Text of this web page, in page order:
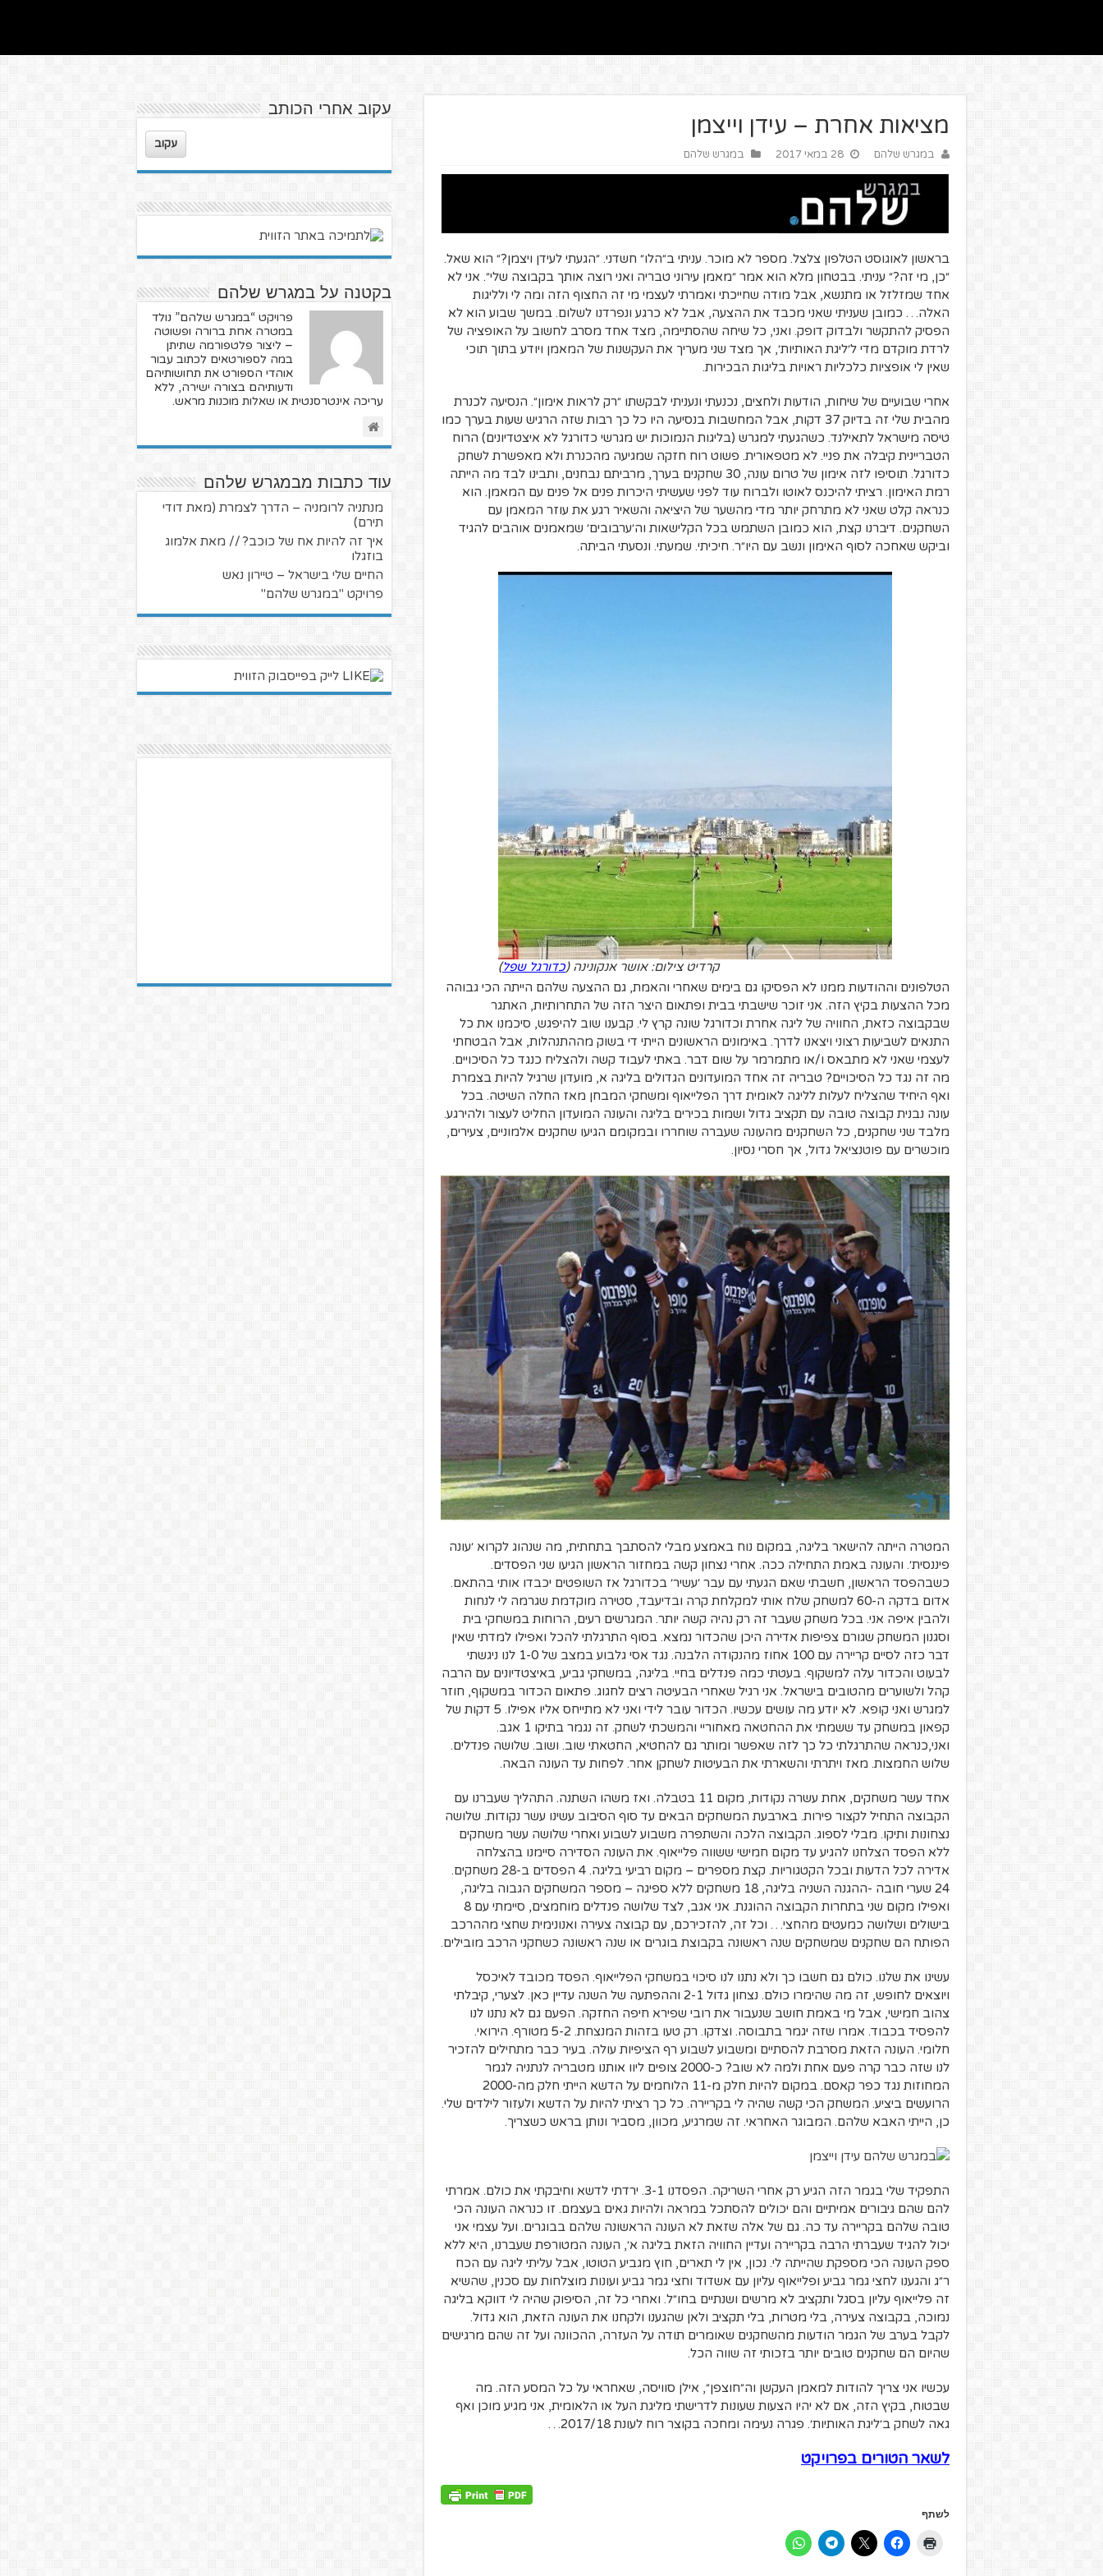
מציאות אחרת – עידן וייצמן
במגרש שלהם 28 במאי 2017 במגרש שלהם
בראשון לאוגוסט הטלפון צלצל. מספר לא מוכר. עניתי ב״הלו״ חשדני. ״הגעתי לעידן ויצמן?״ הוא שאל.
״כן, מי זה?״ עניתי. בבטחון מלא הוא אמר ״מאמן עירוני טבריה ואני רוצה אותך בקבוצה שלי״. אני לא
אחד שמזלזל או מתנשא, אבל מודה שחייכתי ואמרתי לעצמי מי זה החצוף הזה ומה לי ולליגות
האלה… כמובן שעניתי שאני מכבד את ההצעה, אבל לא כרגע ונפרדנו לשלום. במשך שבוע הוא לא
הפסיק להתקשר ולבדוק דופק. ואני, כל שיחה שהסתיימה, מצד אחד מסרב לחשוב על האופציה של
לרדת מוקדם מדי ל׳ליגת האותיות׳, אך מצד שני מעריך את העקשנות של המאמן ויודע בתוך תוכי
שאין לי אופציות כלכליות ראויות בליגות הבכירות.
אחרי שבועיים של שיחות, הודעות ולחצים, נכנעתי ונעניתי לבקשתו ״רק לראות אימון״. הנסיעה לכנרת
מהבית שלי זה בדיוק 37 דקות, אבל המחשבות בנסיעה היו כל כך רבות שזה הרגיש שעות בערך כמו
טיסה מישראל לתאילנד. כשהגעתי למגרש (בליגות הנמוכות יש מגרשי כדורגל לא איצטדיונים) הרוח
הטבריינית קיבלה את פניי. לא מטפאורית. פשוט רוח חזקה שמגיעה מהכנרת ולא מאפשרת לשחק
כדורגל. תוסיפו לזה אימון של טרום עונה, 30 שחקנים בערך, מרביתם נבחנים, ותבינו לבד מה הייתה
רמת האימון. רציתי להיכנס לאוטו ולברוח עוד לפני שעשיתי היכרות פנים אל פנים עם המאמן. הוא
כנראה קלט שאני לא מתרחק יותר מדי מהשער של היציאה והשאיר רגע את עוזר המאמן עם
השחקנים. דיברנו קצת, הוא כמובן השתמש בכל הקלישאות וה׳ערבובים׳ שמאמנים אוהבים להגיד
וביקש שאחכה לסוף האימון ונשב עם היו״ר. חיכיתי. שמעתי. ונסעתי הביתה.
קרדיט צילום: אושר אנקונינה (כדורגל שפל)
הטלפונים וההודעות ממנו לא הפסיקו גם בימים שאחרי והאמת, גם ההצעה שלהם הייתה הכי גבוהה
מכל ההצעות בקיץ הזה. אני זוכר שישבתי בבית ופתאום היצר הזה של התחרותיות, האתגר
שבקבוצה כזאת, החוויה של ליגה אחרת וכדורגל שונה קרץ לי. קבענו שוב להיפגש, סיכמנו את כל
התנאים לשביעות רצוני ויצאנו לדרך. באימונים הראשונים הייתי די בשוק מההתנהלות, אבל הבטחתי
לעצמי שאני לא מתבאס ו/או מתמרמר על שום דבר. באתי לעבוד קשה ולהצליח כנגד כל הסיכויים.
מה זה נגד כל הסיכויים? טבריה זה אחד המועדונים הגדולים בליגה א, מועדון שרגיל להיות בצמרת
ואף היחיד שהצליח לעלות לליגה לאומית דרך הפלייאוף ומשחקי המבחן מאז החלה השיטה. בכל
עונה נבנית קבוצה טובה עם תקציב גדול ושמות בכירים בליגה והעונה המועדון החליט לעצור ולהירגע.
מלבד שני שחקנים, כל השחקנים מהעונה שעברה שוחררו ובמקומם הגיעו שחקנים אלמוניים, צעירים,
מוכשרים עם פוטנציאל גדול, אך חסרי נסיון.
המטרה הייתה להישאר בליגה, במקום נוח באמצע מבלי להסתבך בתחתית, מה שנהוג לקרוא ׳עונה
פיננסית׳. והעונה באמת התחילה ככה. אחרי נצחון קשה במחזור הראשון הגיעו שני הפסדים.
כשבהפסד הראשון, חשבתי שאם הגעתי עם עבר ׳עשיר׳ בכדורגל אז השופטים יכבדו אותי בהתאם.
אדום בדקה ה-60 למשחק שלח אותי למקלחת קרה ובדיעבד, סטירה מוקדמת שגרמה לי לנחות
ולהבין איפה אני. בכל משחק שעבר זה רק נהיה קשה יותר. המגרשים רעים, הרוחות במשחקי בית
וסגנון המשחק שגורם צפיפות אדירה היכן שהכדור נמצא. בסוף התרגלתי להכל ואפילו למדתי שאין
דבר כזה לסיים קריירה עם 100 אחוז מהנקודה הלבנה. נגד אסי גלבוע במצב של 1-0 לנו ניגשתי
לבעוט והכדור עלה למשקוף. בעטתי כמה פנדלים בחיי. בליגה, במשחקי גביע, באיצטדיונים עם הרבה
קהל ולשוערים מהטובים בישראל. אני רגיל שאחרי הבעיטה רצים לחגוג. פתאום הכדור במשקוף, חוזר
למגרש ואני קופא. לא יודע מה עושים עכשיו. הכדור עובר לידי ואני לא מתייחס אליו אפילו. 5 דקות של
קפאון במשחק עד ששמתי את ההחטאה מאחוריי והמשכתי לשחק. זה נגמר בתיקו 1 אגב.
ואני,כנראה שהתרגלתי כל כך לזה שאפשר ומותר גם להחטיא, החטאתי שוב. ושוב. שלושה פנדלים.
שלוש החמצות. מאז ויתרתי והשארתי את הבעיטות לשחקן אחר. לפחות עד העונה הבאה.
אחד עשר משחקים, אחת עשרה נקודות, מקום 11 בטבלה. ואז משהו השתנה. התהליך שעברנו עם
הקבוצה התחיל לקצור פירות. בארבעת המשחקים הבאים עד סוף הסיבוב עשינו עשר נקודות. שלושה
נצחונות ותיקו. מבלי לספוג. הקבוצה הלכה והשתפרה משבוע לשבוע ואחרי שלושה עשר משחקים
ללא הפסד הצלחנו להגיע עד מקום חמישי ששווה פלייאוף. את העונה הסדירה סיימנו בהצלחה
אדירה לכל הדעות ובכל הקטגוריות. קצת מספרים – מקום רביעי בליגה. 4 הפסדים ב-28 משחקים.
24 שערי חובה -ההגנה השניה בליגה, 18 משחקים ללא ספיגה – מספר המשחקים הגבוה בליגה,
ואפילו מקום שני בתחרות הקבוצה ההוגנת. אני אגב, לצד שלושה פנדלים מוחמצים, סיימתי עם 8
בישולים ושלושה כמעטים מהחצי… וכל זה, להזכירכם, עם קבוצה צעירה ואנונימית שחצי מההרכב
הפותח הם שחקנים שמשחקים שנה ראשונה בקבוצת בוגרים או שנה ראשונה כשחקני הרכב מובילים.
עשינו את שלנו. כולם גם חשבו כך ולא נתנו לנו סיכוי במשחקי הפלייאוף. הפסד מכובד לאיכסל
ויוצאים לחופש, זה מה שהימרו כולם. נצחון גדול 2-1 וההפתעה של השנה עדיין כאן. לצערי, קיבלתי
צהוב חמישי, אבל מי באמת חושב שנעבור את רובי שפירא חיפה החזקה. הפעם גם לא נתנו לנו
להפסיד בכבוד. אמרו שזה יגמר בתבוסה. וצדקו. רק טעו בזהות המנצחת. 5-2 מטורף. הירואי.
חלומי. העונה הזאת מסרבת להסתיים ומשבוע לשבוע רף הציפיות עולה. בעיר כבר מתחילים להזכיר
לנו שזה כבר קרה פעם אחת ולמה לא שוב? כ-2000 צופים ליוו אותנו מטבריה לנתניה לגמר
המחוזות נגד כפר קאסם. במקום להיות חלק מ-11 הלוחמים על הדשא הייתי חלק מה-2000
הרועשים ביציע. המשחק הכי קשה שהיה לי בקריירה. כל כך רציתי להיות על הדשא ולעזור לילדים שלי.
כן, הייתי האבא שלהם. המבוגר האחראי. זה שמרגיע, מכוון, מסביר ונותן בראש כשצריך.
התפקיד שלי בגמר הזה הגיע רק אחרי השריקה. הפסדנו 3-1. ירדתי לדשא וחיבקתי את כולם. אמרתי
להם שהם גיבורים אמיתיים והם יכולים להסתכל במראה ולהיות גאים בעצמם. זו כנראה העונה הכי
טובה שלהם בקריירה עד כה. גם של אלה שזאת לא העונה הראשונה שלהם בבוגרים. ועל עצמי אני
יכול להגיד שעברתי הרבה בקריירה ועדיין החוויה הזאת בליגה א׳, העונה המטורפת שעברנו, היא ללא
ספק העונה הכי מספקת שהייתה לי. נכון, אין לי תארים, חוץ מגביע הטוטו, אבל עליתי ליגה עם הכח
ר״ג והגענו לחצי גמר גביע ופלייאוף עליון עם אשדוד וחצי גמר גביע ועונות מוצלחות עם סכנין, שהשיא
זה פלייאוף עליון בסגל ותקציב לא מרשים ושנתיים בחו״ל. ואחרי כל זה, הסיפוק שהיה לי דווקא בליגה
נמוכה, בקבוצה צעירה, בלי מטרות, בלי תקציב ולאן שהגענו ולקחנו את העונה הזאת, הוא גדול.
לקבל בערב של הגמר הודעות מהשחקנים שאומרים תודה על העזרה, ההכוונה ועל זה שהם מרגישים
שהיום הם שחקנים טובים יותר בזכותי זה שווה הכל.
עכשיו אני צריך להודות למאמן העקשן וה״חוצפן״, אילן סוויסה, שאחראי על כל המסע הזה. מה
שבטוח, בקיץ הזה, אם לא יהיו הצעות שעונות לדרישתי מליגת העל או הלאומית, אני מגיע מוכן ואף
גאה לשחק ב׳ליגת האותיות׳. פגרה נעימה ומחכה בקוצר רוח לעונת 2017/18…
לשאר הטורים בפרויקט
לשתף
עקוב אחרי הכותב
עקוב
בקטנה על במגרש שלהם
פרויקט “במגרש שלהם” נולד
במטרה אחת ברורה ופשוטה
– ליצור פלטפורמה שתיתן
במה לספורטאים לכתוב עבור
אוהדי הספורט את תחושותיהם
ודעותיהם בצורה ישירה, ללא
עריכה אינטרסנטית או שאלות מוכנות מראש.
עוד כתבות מבמגרש שלהם
מנתניה לרומניה – הדרך לצמרת (מאת דודי
תירם)
איך זה להיות אח של כוכב? // מאת אלמוג
בוזגלו
החיים שלי בישראל – טיירון נאש
פרויקט "במגרש שלהם"